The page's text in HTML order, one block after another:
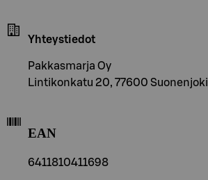
Yhteystiedot
Pakkasmarja Oy
Lintikonkatu 20, 77600 Suonenjoki
EAN
6411810411698